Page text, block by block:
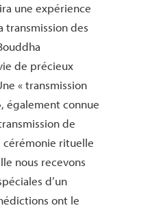
une expérience
transmission des
de précieux
« transmission
également connue
de
cérémonie rituelle
nous recevons
d’un
ont le